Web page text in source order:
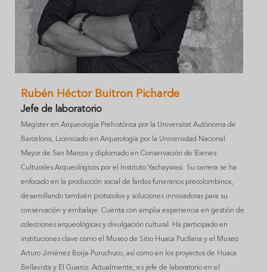
Rubén Héctor Buitron Picharde
Jefe de laboratorio
Magíster en Arqueología Prehistórica por la Universitat Autònoma de
Barcelona, Licenciado en Arqueología por la Universidad Nacional
Mayor de San Marcos y diplomado en Conservación de Bienes
Culturales Arqueológicos por el Instituto Yachaywasi. Su carrera se ha
enfocado en la producción social de fardos funerarios precolombinos,
desarrollando también protocolos y soluciones innovadoras para su
conservación y embalaje. Cuenta con amplia experiencia en gestión de
colecciones arqueológicas y divulgación cultural. Ha participado en
instituciones clave como el Museo de Sitio Huaca Pucllana y el Museo
Arturo Jiménez Borja-Puruchuco, así como en los proyectos de Huaca
Bellavista y El Guarco. Actualmente, es jefe de laboratorio en el